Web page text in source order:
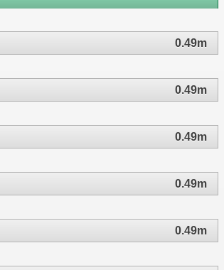
0.49m
0.49m
0.49m
0.49m
0.49m